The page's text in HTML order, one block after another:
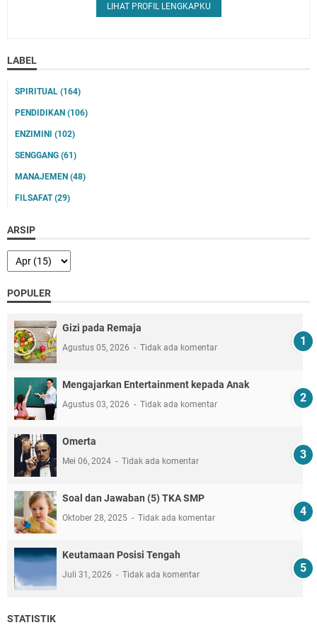
LIHAT PROFIL LENGKAPKU
LABEL
SPIRITUAL (164)
PENDIDIKAN (106)
ENZIMINI (102)
SENGGANG (61)
MANAJEMEN (48)
FILSAFAT(29)
ARSIP
POPULER
Gizi pada Remaja
Agustus 05, 2026 Tidak ada komentar
Mengajarkan Entertainment kepada Anak
Agustus 03, 2026 Tidak ada komentar
Omerta
Mei 06, 2024 Tidak ada komentar
Soal dan Jawaban (5) TKA SMP
Oktober 28, 2025 Tidak ada komentar
Keutamaan Posisi Tengah
Juli 31, 2026 Tidak ada komentar
STATISTIK